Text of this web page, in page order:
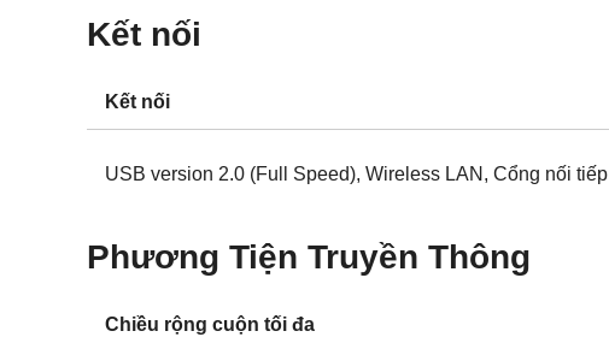
Kết nối
Kết nối
USB version 2.0 (Full Speed), Wireless LAN, Cổng nối tiếp
Phương Tiện Truyền Thông
Chiều rộng cuộn tối đa